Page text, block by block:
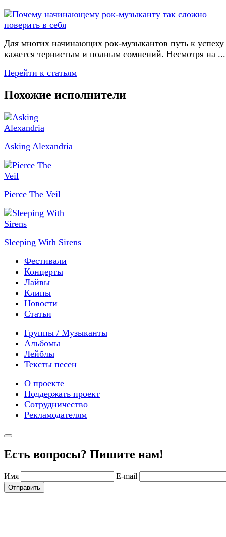
Для многих начинающих рок-музыкантов путь к успеху
кажется тернистым и полным сомнений. Несмотря на ...
Перейти к статьям
Похожие исполнители
Asking Alexandria
Pierce The Veil
Sleeping With Sirens
Фестивали
Концерты
Лайвы
Клипы
Новости
Статьи
Группы / Музыканты
Альбомы
Лейблы
Тексты песен
О проекте
Поддержать проект
Сотрудничество
Рекламодателям
Есть вопросы? Пишите нам!
Имя E-mail